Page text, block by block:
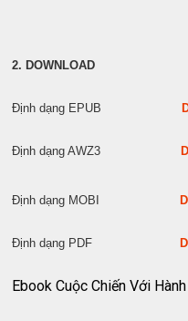
2. DOWNLOAD
Định dạng EPUB
Định dạng AWZ3
Định dạng MOBI
Định dạng PDF
Ebook Cuộc Chiến Với